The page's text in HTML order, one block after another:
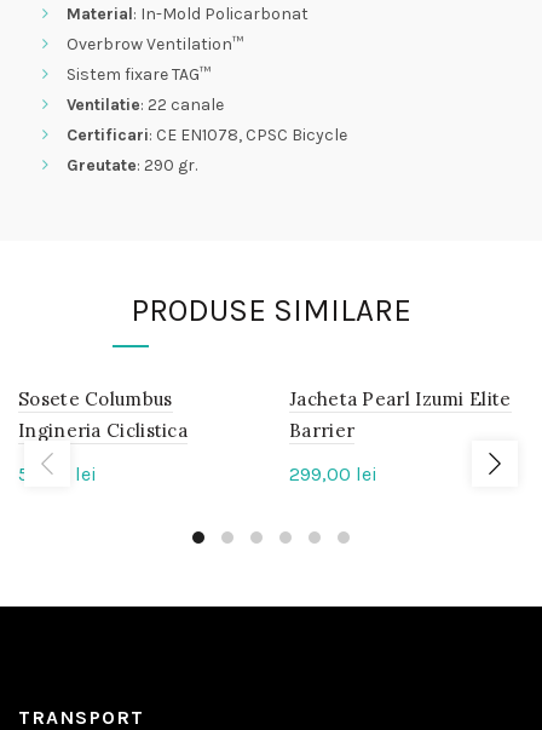
Material: In-Mold Policarbonat
Overbrow Ventilation™
Sistem fixare TAG™
Ventilatie: 22 canale
Certificari: CE EN1078, CPSC Bicycle
Greutate: 290 gr.
PRODUSE SIMILARE
IN
STOC
Sosete Columbus
Ingineria Ciclistica
50,00 lei
IN
STOC
Jacheta Pearl Izumi Elite
Barrier
299,00 lei
TRANSPORT